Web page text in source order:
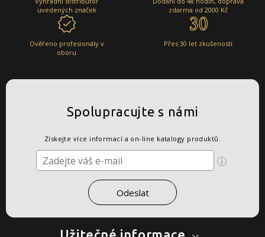
uvedených značek
zdarma od 2000 Kč
Ověřeno profesionály v
oboru
Přes 30 let zkušeností
Spolupracujte s námi
Získejte více informací a on-line katalogy produktů.